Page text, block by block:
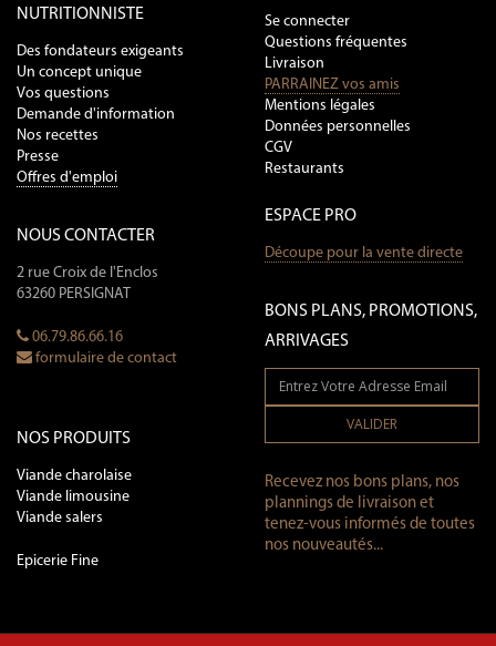
NUTRITIONNISTE
Des fondateurs exigeants
Un concept unique
Vos questions
Demande d'information
Nos recettes
Presse
Offres d'emploi
NOUS CONTACTER
2 rue Croix de l'Enclos
63260 PERSIGNAT
06.79.86.66.16
formulaire de contact
NOS PRODUITS
Viande charolaise
Viande limousine
Viande salers
Epicerie Fine
Se connecter
Questions fréquentes
Livraison
PARRAINEZ vos amis
Mentions légales
Données personnelles
CGV
Restaurants
ESPACE PRO
Découpe pour la vente directe
BONS PLANS, PROMOTIONS,
ARRIVAGES
VALIDER
Recevez nos bons plans, nos
plannings de livraison et
tenez-vous informés de toutes
nos nouveautés...